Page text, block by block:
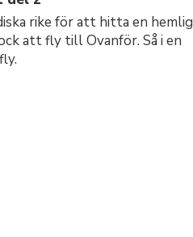
rike för att hitta en hemlig
att fly till Ovanför. Så i en